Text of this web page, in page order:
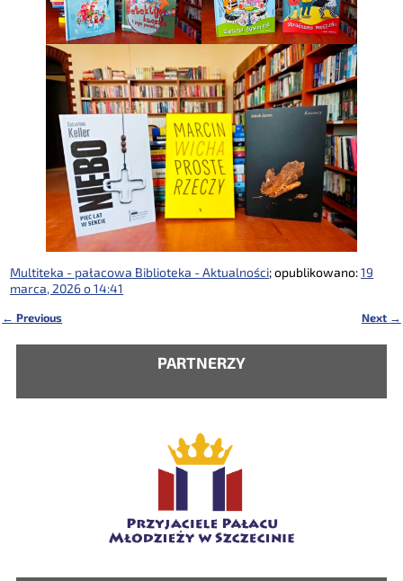
Multiteka - pałacowa Biblioteka - Aktualności; opublikowano:19
marca, 2026 o 14:41
← Previous Next →
PARTNERZY